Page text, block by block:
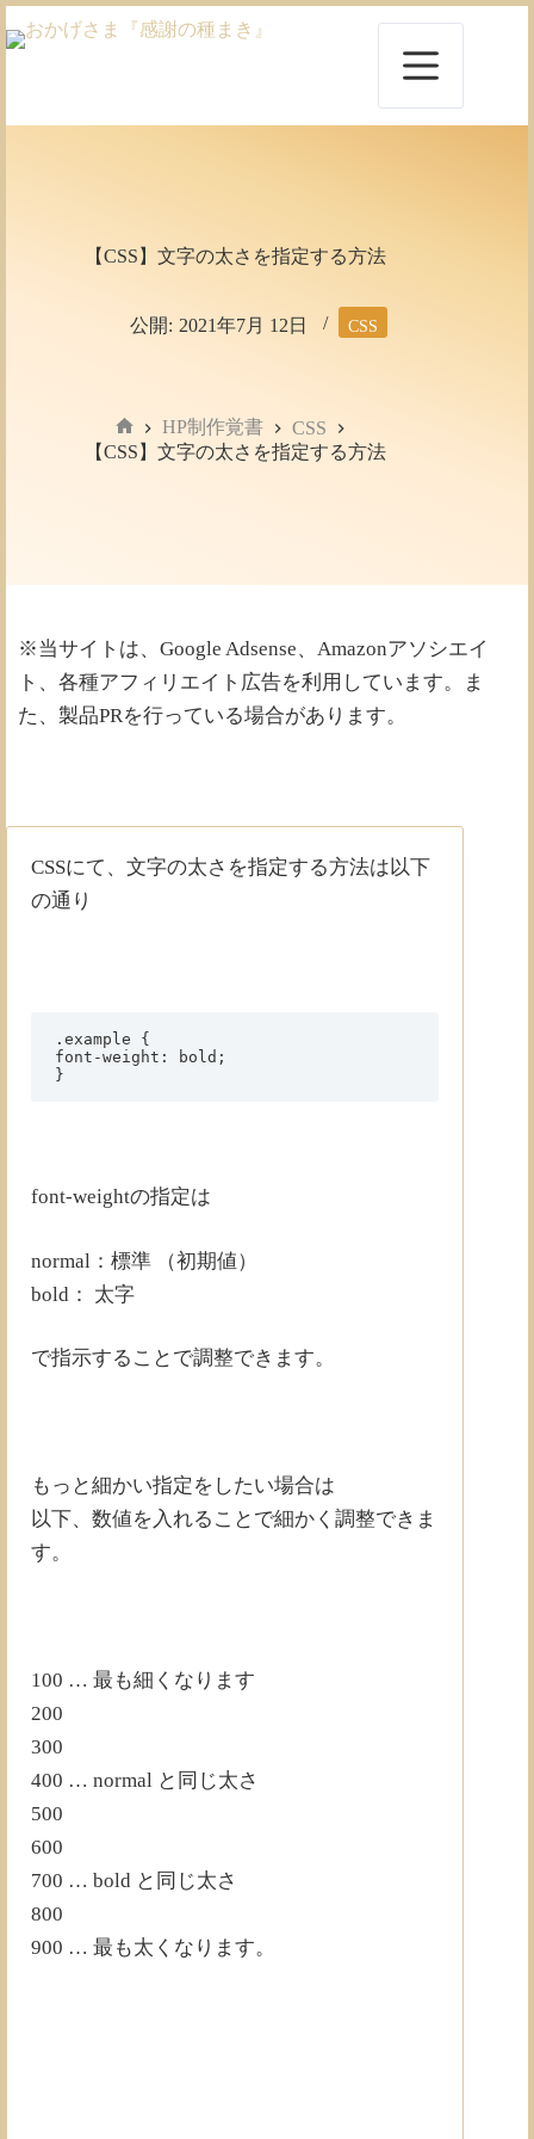
ン
【CSS】文字の太さを指定する方法
公開: 2021年7月 12日 CSS
ホ
HP制作覚書
CSS
【CSS】文字の太さを指定する方法
※当サイトは、Google Adsense、Amazonアソシエイ
ト、各種アフィリエイト広告を利用しています。ま
た、製品PRを行っている場合があります。
CSSにて、文字の太さを指定する方法は以下
の通り
.example {
font-weight: bold;
}
font-weightの指定は
normal：標準 （初期値）
bold： 太字
で指示することで調整できます。
もっと細かい指定をしたい場合は
以下、数値を入れることで細かく調整できま
す。
100 … 最も細くなります
200
300
400 … normal と同じ太さ
500
600
700 … bold と同じ太さ
800
900 … 最も太くなります。